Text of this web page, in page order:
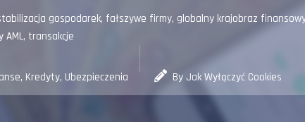
gospodarek, fałszywe firmy, globalny krajobraz
AML, transakcje
Kredyty, Ubezpieczenia By Jak Wyłączyć Cookies